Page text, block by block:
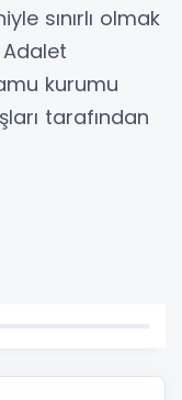
sınırlı olmak
kurumu
tarafından